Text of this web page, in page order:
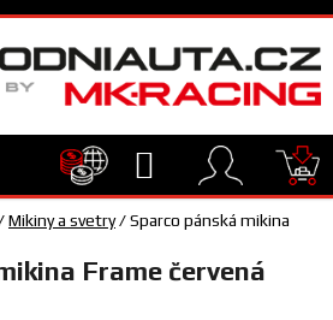
Hledat
Mikiny a svetry/Sparco pánská mikina
Frame červená